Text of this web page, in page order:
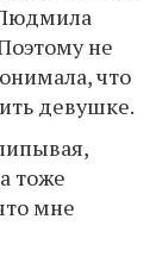
не
что
девушке.
тоже
мне